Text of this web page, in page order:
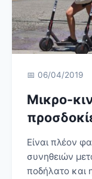
📅 06/04/2019
Μικρο-
Είναι πλέον
συνηθειών
ποδήλατο και